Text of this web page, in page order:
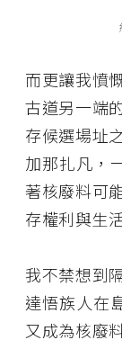
而更讓我憤
古道另一端
存候選場址
加那扎凡，
著核廢料可
存權利與生
我不禁想到
達悟族人在
又成為核廢